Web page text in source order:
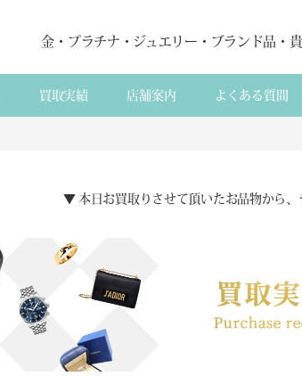
金・プラチナ・ジュエリー・ブランド品・
買取実績 店舗案内 よくある質間
▼ 本日お買取りさせて頂いたお品物から